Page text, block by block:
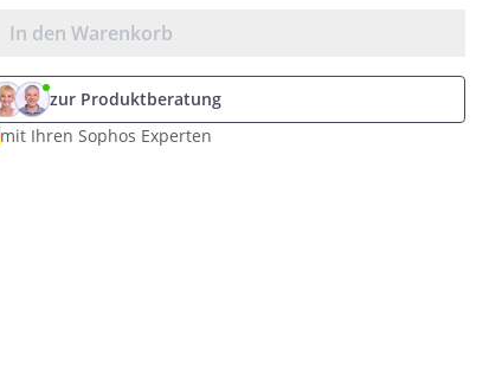
In den Warenkorb
zur Produktberatung
mit Ihren Sophos Experten